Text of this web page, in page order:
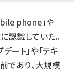
phone」や
認識していた。
ート」や「テキ
であり、大規模